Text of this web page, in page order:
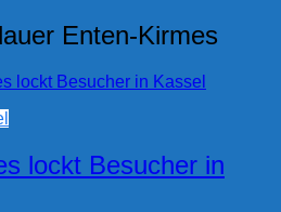
Enten-Kirmes
lockt Besucher in